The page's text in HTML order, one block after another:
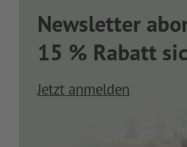
Newsletter
15 % Rabatt
Jetzt anmelden